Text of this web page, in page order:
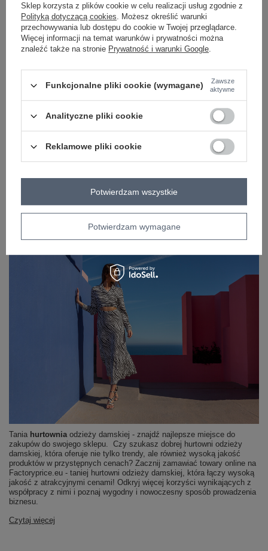
dominujący
skład materiału 95% bawełna 5% elastan
sposób prania pranie w pralce w 30°C
OPINIE
ZAKŁADKA KOSZTY WYSYŁKI
Z naszego bloga
Tania hurtownia odzieży damskiej - najlepsze miejsce
Tania hurtowniaodzieży damskiej - znajdź najlepsze miejsce do
zakupów do swojego sklepu. Czy szukasz dobrej hurtowni odzieży
damskiej, która oferuje nie tylko trendy, ale również wysoką jakość
produktów w przystępnych cenach? Zacznij zamawiać towary online na
Factoryprice.eu - taniej hurtowni odzieży damskiej, która łączy wysoką
jakość z atrakcyjnymi cenami! Odkryj więcej korzyści wynikających z
współpracy z nimi i poznaj wygodny i nowoczesny sposób prowadzenia
biznesu.
Czytaj więcej
Sklep korzysta z plików cookie w celu realizacji usług zgodnie z
Polityką dotyczącą cookies. Możesz określić warunki
przechowywania lub dostępu do cookie w Twojej przeglądarce.
Więcej informacji na temat warunków i prywatności można
znaleźć także na stronie Prywatność i warunki Google.
Funkcjonalne pliki cookie (wymagane)
Zawsze
aktywne
Analityczne pliki cookie
Reklamowe pliki cookie
Potwierdzam wymagane
Potwierdzam wszystkie